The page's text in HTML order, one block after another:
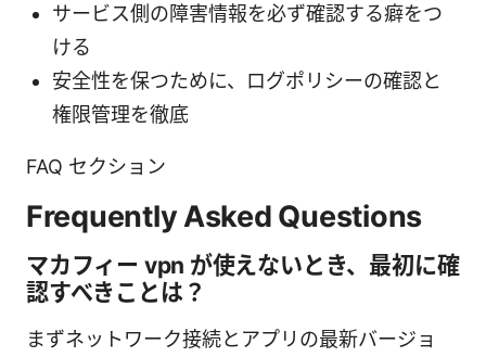
サービス側の障害情報を必ず確認する癖をつ
ける
安全性を保つために、ログポリシーの確認と
権限管理を徹底
FAQ セクション
Frequently Asked Questions
マカフィー vpn が使えないとき、最初に確
認すべきことは？
まずネットワーク接続とアプリの最新バージョ